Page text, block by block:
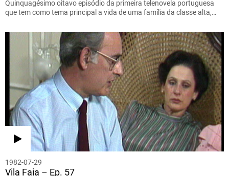
Quinquagésimo oitavo episódio da primeira telenovela portuguesa
que tem como tema principal a vida de uma família da classe alta,…
1982-07-29
Vila Faia – Ep. 57